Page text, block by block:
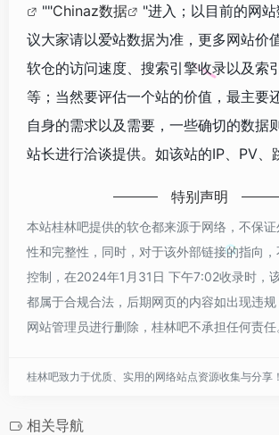
""Chinaz数据
"进入；以目前的网
议大家请以爱站数据为准，更多网站价
软仓的访问速度、搜索引擎收录以及索
等；当然要评估一个站的价值，最主要
自身的需求以及需要，一些确切的数据
站长进行洽谈提供。如该站的IP、PV、
特别声明
本站桂林吧提供的软仓都来源于网络，不保
性和完整性，同时，对于该外部链接的指向
控制，在2024年1月31日 下午7:02收录时，
都属于合规合法，后期网页的内容如出现违
网站管理员进行删除，桂林吧不承担任何责任
桂林吧致力于优质、实用的网络站点资源收集与分享！
相关导航